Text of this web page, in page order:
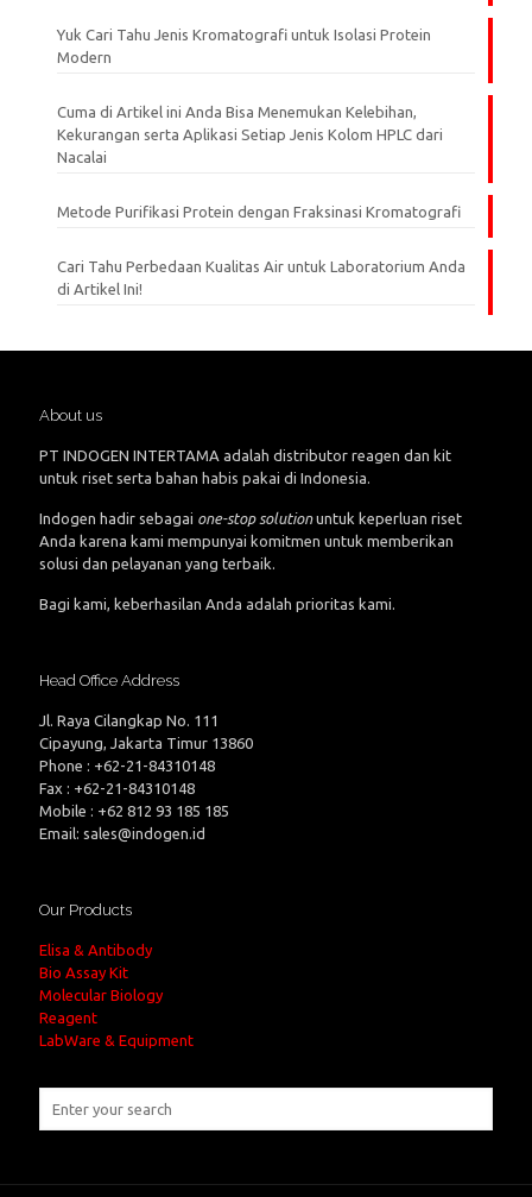
Yuk Cari Tahu Jenis Kromatografi untuk Isolasi Protein
Modern
Cuma di Artikel ini Anda Bisa Menemukan Kelebihan,
Kekurangan serta Aplikasi Setiap Jenis Kolom HPLC dari
Nacalai
Metode Purifikasi Protein dengan Fraksinasi Kromatografi
Cari Tahu Perbedaan Kualitas Air untuk Laboratorium Anda
di Artikel Ini!
About us
PT INDOGEN INTERTAMA adalah distributor reagen dan kit
untuk riset serta bahan habis pakai di Indonesia.
Indogen hadir sebagai one-stop solutionuntuk keperluan riset
Anda karena kami mempunyai komitmen untuk memberikan
solusi dan pelayanan yang terbaik.
Bagi kami, keberhasilan Anda adalah prioritas kami.
Head Office Address
Jl. Raya Cilangkap No. 111
Cipayung, Jakarta Timur 13860
Phone : +62-21-84310148
Fax : +62-21-84310148
Mobile : +62 812 93 185 185
Email: sales@indogen.id
Our Products
Elisa & Antibody
Bio Assay Kit
Molecular Biology
Reagent
LabWare & Equipment